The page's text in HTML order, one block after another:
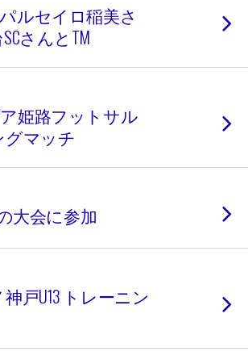
パルセイロ稲美さ
さんとTM
ア姫路フットサル
グマッチ
大会に参加
戸U13 トレーニン